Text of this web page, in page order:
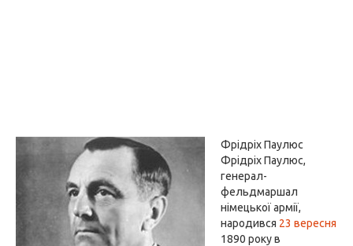
Фрідріх Паулюс
Фрідріх Паулюс,
генерал-
фельдмаршал
німецької армії,
народився 23 вересня
1890 року в